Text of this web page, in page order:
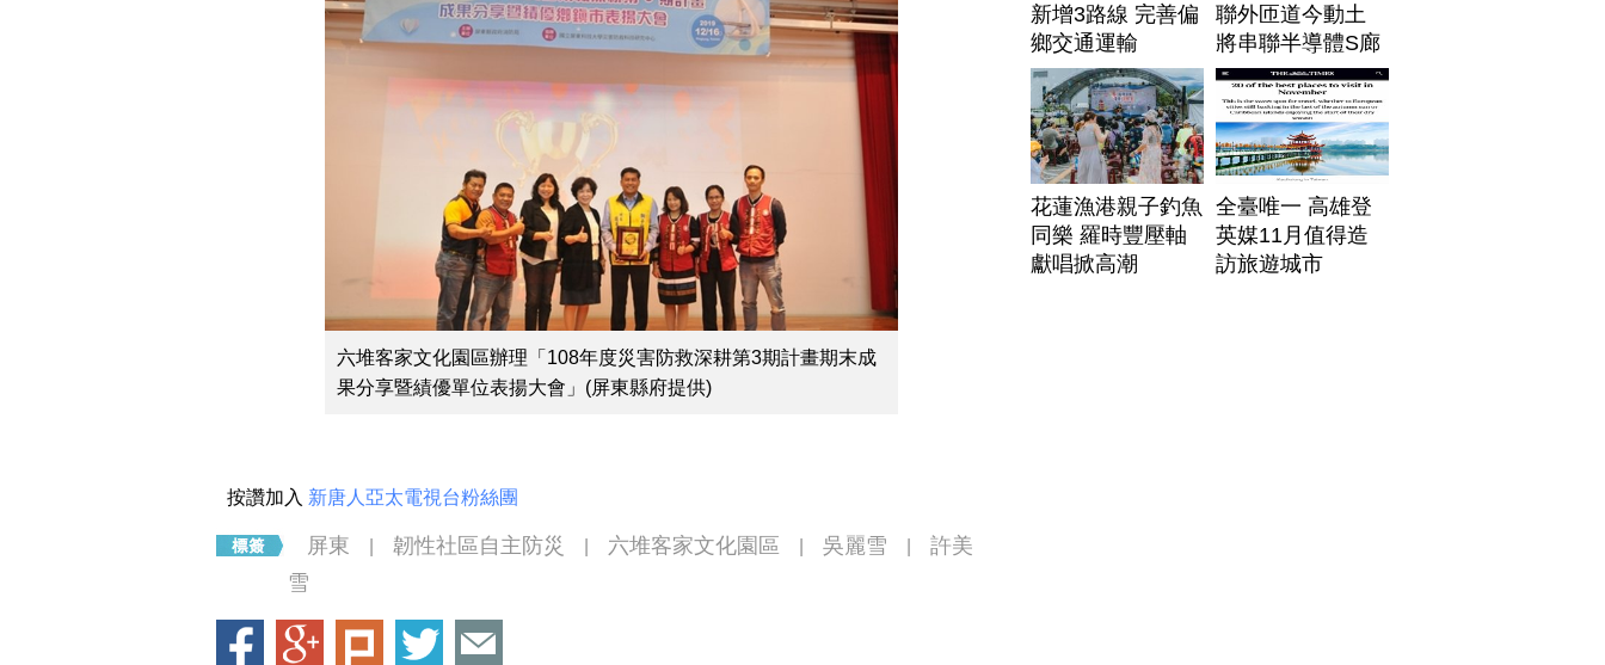
六堆客家文化園區辦理「108年度災害防救深耕第3期計畫期末成
果分享暨績優單位表揚大會」(屏東縣府提供)
按讚加入 新唐人亞太電視台粉絲團
屏東 韌性社區自主防災 六堆客家文化園區 吳麗雪
許美
雪
新增3路線 完善偏
鄉交通運輸
聯外匝道今動土
將串聯半導體S廊
帶
花蓮漁港親子釣魚
同樂 羅時豐壓軸
獻唱掀高潮
全臺唯一 高雄登
英媒11月值得造
訪旅遊城市